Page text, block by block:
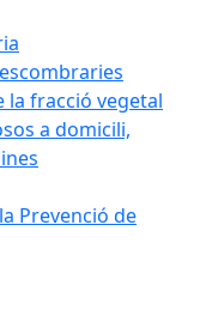
la fracció vegetal
a domicili,
Prevenció de